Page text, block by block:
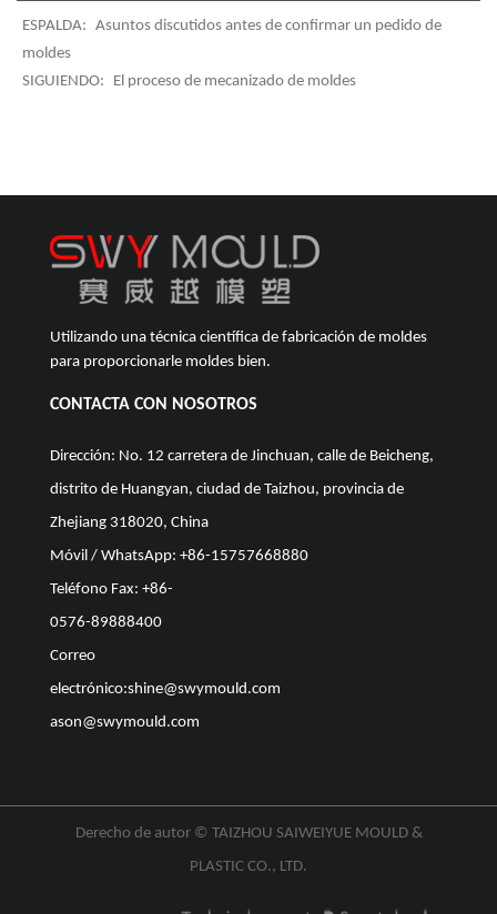
ESPALDA: Asuntos discutidos antes de confirmar un pedido de
moldes
SIGUIENDO:
El proceso de mecanizado de moldes
Utilizando una técnica científica de fabricación de moldes
para proporcionarle moldes bien.
CONTACTA CON NOSOTROS
Dirección: No. 12 carretera de Jinchuan, calle de Beicheng,
distrito de Huangyan, ciudad de Taizhou, provincia de
Zhejiang 318020, China
Móvil / WhatsApp: +86-15757668880
Teléfono Fax: +86-
0576-89888400
Correo
electrónico:shine@swymould.com
ason@swymould.com
Derecho de autor © TAIZHOU SAIWEIYUE MOULD &
PLASTIC CO., LTD.